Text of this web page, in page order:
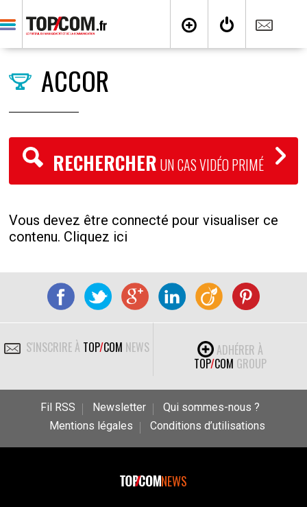
ACCOR
RECHERCHER UN CAS VIDÉO PRIMÉ
Vous devez être connecté pour visualiser ce
contenu. Cliquez ici
S'INSCRIRE À TOP/COM NEWS
ADHÉRER À
TOP/COM GROUP
Fil RSS Newsletter
Qui sommes-nous ?
Mentions légales
Conditions d’utilisations
NEWS